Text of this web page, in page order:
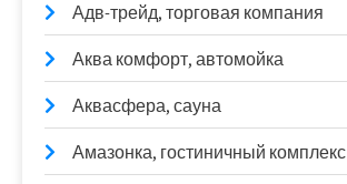
Адв-трейд, торговая компания
Аква комфорт, автомойка
Аквасфера, сауна
Амазонка, гостиничный комплекс